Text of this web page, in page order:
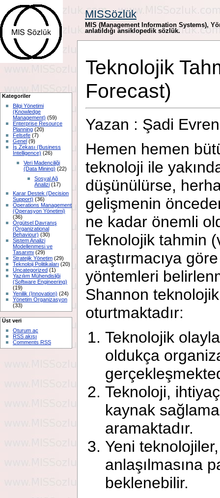
MISSözlük
MIS (Management Information Systems),
anlatıldığı ansiklopedik sözlük.
Kategoriler
Bilgi Yönetimi
(Knowledge
Management) (59)
Enterprise Resource
Planning (20)
Felsefe (7)
Genel (9)
İş Zekası (Business
Intelligence) (26)
Veri Madenciliği
(Data Mining) (22)
Sosyal Ağ
Analizi (17)
Karar Destek (Decision
Support) (36)
Operations Management
(Operasyon Yönetimi)
(36)
Örgütsel Davranış
(Organizational
Behaviour) (30)
Sistem Analizi
Modellenmesi ve
Tasarımı (29)
Stratejik Yönetim (29)
Teknoloji Politikaları (20)
Uncategorized (1)
Yazılım Mühendisliği
(Software Engineering)
(19)
Yenilik (Innovation) (24)
Yönetim Organizasyon
(33)
Üst veri
Oturum aç
RSS akışı
Comments RSS
Teknolojik
Forecast)
Yazan : Şadi
Hemen hemen
teknoloji ile
düşünülürse,
gelişmenin
ne kadar önemli
Teknolojik tahmin
araştırmacıya
yöntemleri
Shannon
oturtmaktadır:
Teknolojik
oldukça
Teknoloji,
kaynak
aramaktadır.
Yeni
anlaşılmasına
beklenebilir.